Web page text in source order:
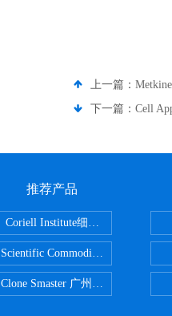
上一篇：
下一篇： Cell
推荐产品
Scientific CommoditiesPE管 广州
Clone Smaster 广州鸿程代理